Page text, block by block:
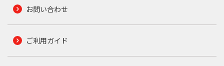
お問い合わせ
ご利用ガイド